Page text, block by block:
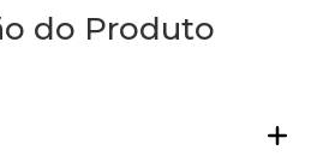
do Produto